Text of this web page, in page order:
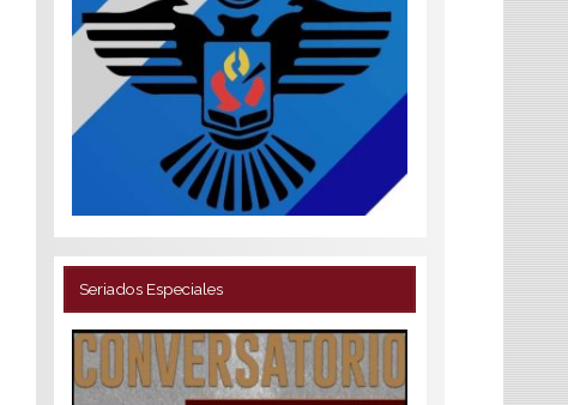
Seriados Especiales